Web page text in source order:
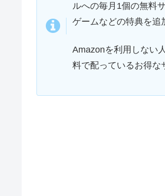
ルへの毎月1個の無料
ゲームなどの特典を追
Amazonを利用しない
料で配っているお得な